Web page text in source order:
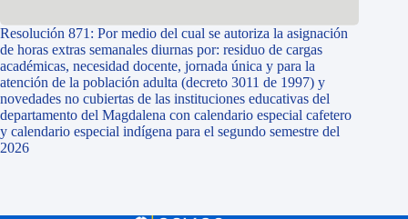
Resolución 871: Por medio del cual se autoriza la asignación
de horas extras semanales diurnas por: residuo de cargas
académicas, necesidad docente, jornada única y para la
atención de la población adulta (decreto 3011 de 1997) y
novedades no cubiertas de las instituciones educativas del
departamento del Magdalena con calendario especial cafetero
y calendario especial indígena para el segundo semestre del
2026